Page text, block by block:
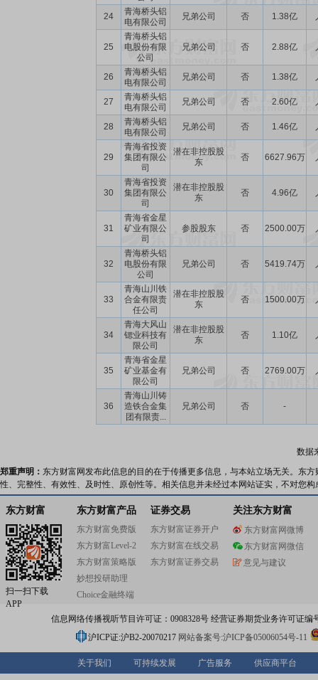
24
青海桥头铝
电有限公司
兄弟公司 否 1.38亿
25
青海桥头铝
电股份有限
公司
兄弟公司 否 2.88亿
26
青海桥头铝
电有限公司
兄弟公司 否 1.38亿
27
青海桥头铝
电有限公司
兄弟公司 否 2.60亿
28
青海桥头铝
电有限公司
兄弟公司 否 1.46亿
29
青海省投资
集团有限公
司
潜在非控股股
东
否 6627.96万
30
青海省投资
集团有限公
司
潜在非控股股
东
否 4.96亿
31
青海省金星
矿业有限公
司
参股股东 否 2500.00万
32
青海桥头铝
电股份有限
公司
兄弟公司 否 5419.74万
33
青海山川铁
合金有限责
任公司
潜在非控股股
东
否 1500.00万
34
青海大风山
锶业科技有
限公司
潜在非控股股
东
否 1.10亿
35
青海省金星
矿业基金有
限公司
兄弟公司 否 2769.00万
36
青海山川铸
造铁合金集
团有限责...
兄弟公司 否 -
数据
郑重声明： 东方财富网发布此信息的目的在于传播更多信息，与本站立场无关。东
性、完整性、有效性、及时性、原创性等。相关信息并未经过本网站证实，不对您
东方财富
扫一扫下载
APP
东方财富产品
东方财富免费版
东方财富Level-2
东方财富策略版
妙想投研助理
Choice金融终端
证券交易
东方财富证券开户
东方财富在线交易
东方财富证券交易
关注东方财富
东方财富网微博
东方财富网微信
意见与建议
信息网络传播视听节目许可证：0908328号 经营证券期货业务许可证编
沪ICP证:沪B2-20070217 网站备案号:沪ICP备05006054号-11
关于我们 可持续发展 广告服务 供应商平台